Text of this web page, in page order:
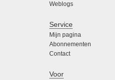
Weblogs
Service
Mijn pagina
Abonnementen
Contact
Voor